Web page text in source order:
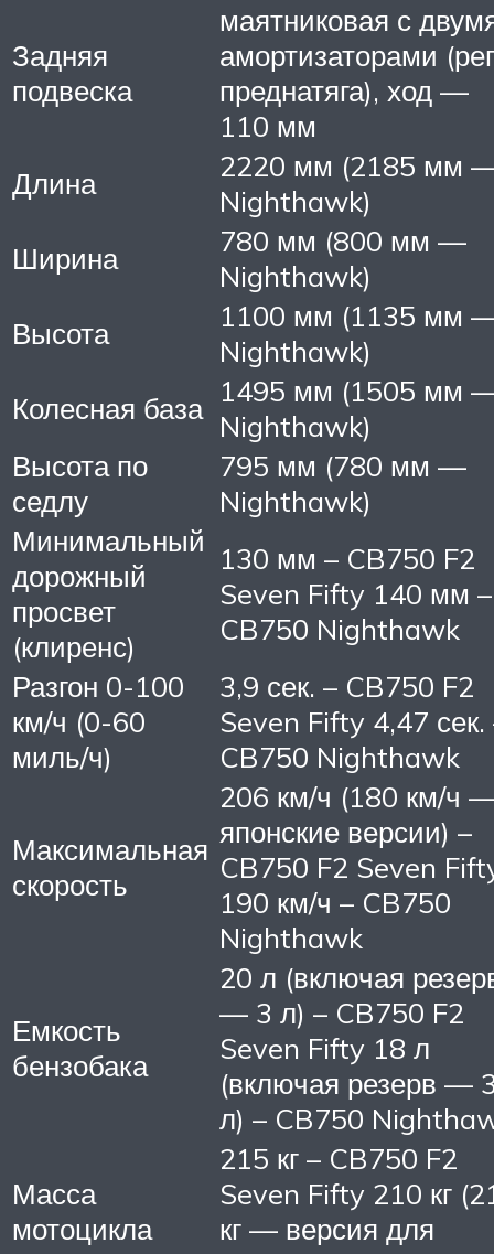
Задняя
подвеска
маятниковая с
амортизаторами
преднатяга), ход —
110 мм
Длина
2220 мм (2185 мм
Nighthawk)
Ширина
780 мм (800 мм —
Nighthawk)
Высота
1100 мм (1135 мм
Nighthawk)
Колесная база 1495 мм (1505 мм
Nighthawk)
Высота по
седлу
795 мм (780 мм —
Nighthawk)
Минимальный
дорожный
просвет
(клиренс)
130 мм – CB750 F2
Seven Fifty 140 мм –
CB750 Nighthawk
Разгон 0-100
км/ч (0-60
миль/ч)
3,9 сек. – CB750 F2
Seven Fifty 4,47 сек.
CB750 Nighthawk
Максимальная
скорость
206 км/ч (180 км/ч
японские версии) –
CB750 F2 Seven
190 км/ч – CB750
Nighthawk
Емкость
бензобака
20 л (включая
— 3 л) – CB750 F2
Seven Fifty 18 л
(включая резерв —
л) – CB750
Масса
мотоцикла
215 кг – CB750 F2
Seven Fifty 210 кг
кг — версия для